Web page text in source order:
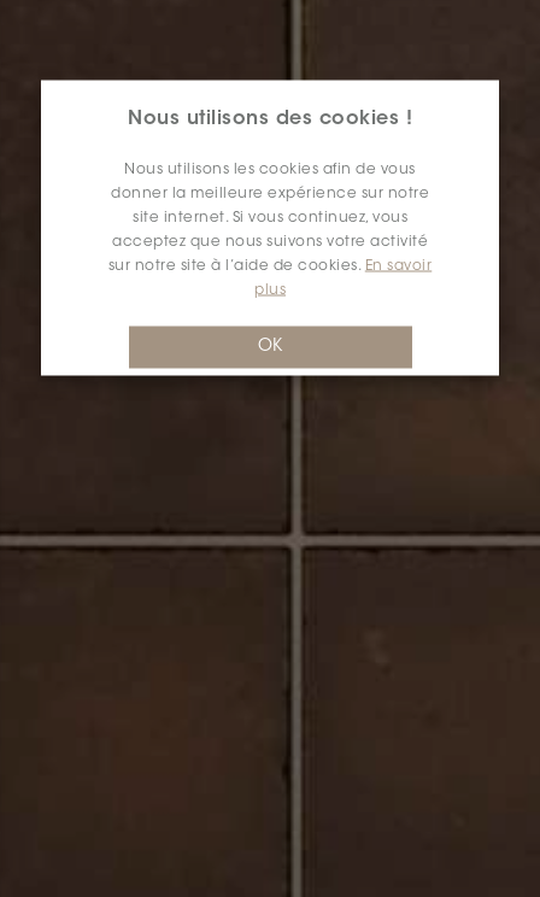
Nous utilisons des cookies !
Nous utilisons les cookies afin de vous
donner la meilleure expérience sur notre
site internet. Si vous continuez, vous
acceptez que nous suivons votre activité
sur notre site à l’aide de cookies. En savoir
plus
OK